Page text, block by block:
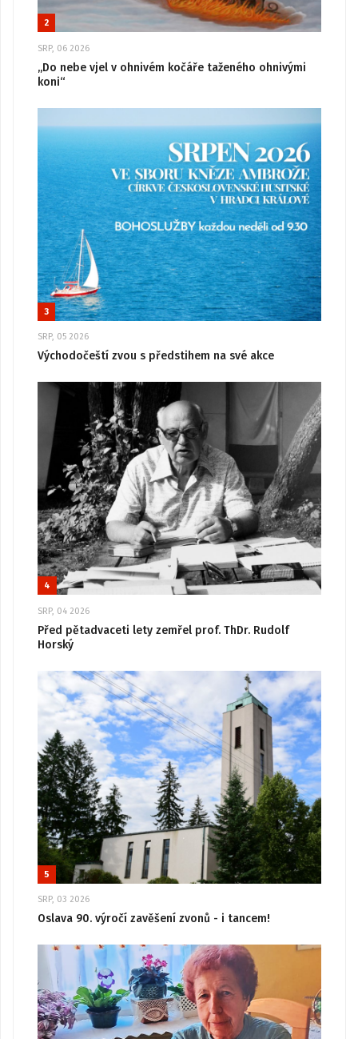
2
SRP, 06 2026
„Do nebe vjel v ohnivém kočáře taženého ohnivými
koni“
3
SRP, 05 2026
Východočeští zvou s předstihem na své akce
4
SRP, 04 2026
Před pětadvaceti lety zemřel prof. ThDr. Rudolf
Horský
5
SRP, 03 2026
Oslava 90. výročí zavěšení zvonů - i tancem!